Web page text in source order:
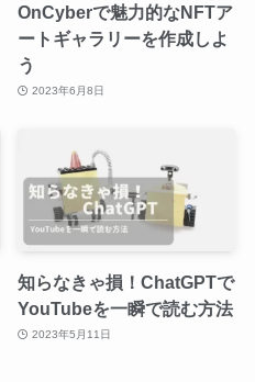
OnCyberで魅力的なNFTア
ートギャラリーを作成しよ
う
2023年6月8日
知らなきゃ損！ChatGPTで
YouTubeを一瞬で読む方法
2023年5月11日